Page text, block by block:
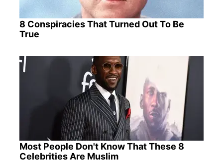
8 Conspiracies That Turned Out To Be
True
Most People Don't Know That These 8
Celebrities Are Muslim